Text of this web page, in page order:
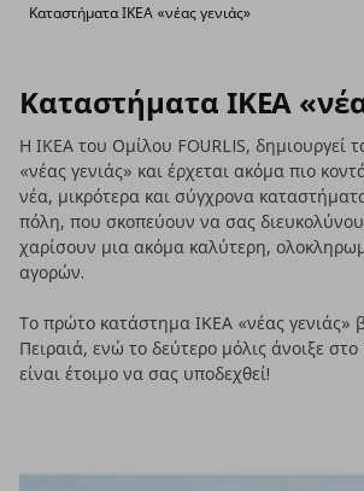
Καταστήματα ΙΚΕΑ «νέας γενιάς»
Καταστήματα ΙΚΕΑ
Η ΙΚΕΑ του Ομίλου FOURLIS, δημιουργεί
«νέας γενιάς» και έρχεται ακόμα πιο
νέα, μικρότερα και σύγχρονα
πόλη, που σκοπεύουν να σας
χαρίσουν μια ακόμα καλύτερη,
αγορών.
Το πρώτο κατάστημα ΙΚΕΑ «νέας γενιάς»
Πειραιά, ενώ το δεύτερο μόλις άνοιξε
είναι έτοιμο να σας υποδεχθεί!